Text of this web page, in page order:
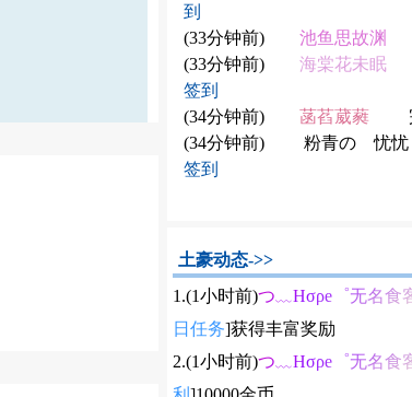
到
(33分钟前)池鱼思故渊
(33分钟前)海棠花未眠
签到
(34分钟前)菡萏葳蕤
(34分钟前)粉青の 忧忧
签到
土豪动态->>
1.(1小时前)つ﹏Ησρе゜无名食
日任务]获得丰富奖励
2.(1小时前)つ﹏Ησρе゜无名食